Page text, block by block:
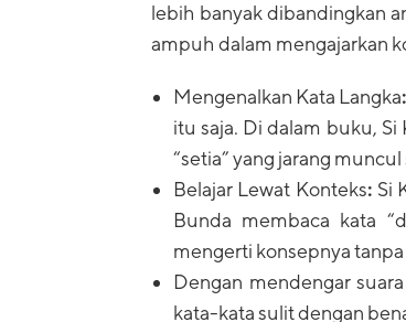
lebih banyak dibandingkan
ampuh dalam mengajarkan
Mengenalkan Kata Langka:
itu saja. Di dalam buku, Si
“setia” yang jarang
Belajar Lewat Konteks: Si
Bunda membaca kata
mengerti konsepnya
Dengan mendengar
kata-kata sulit dengan